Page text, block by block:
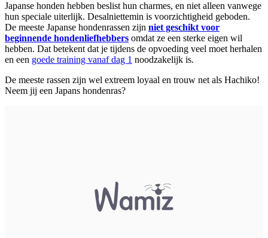
Japanse honden hebben beslist hun charmes, en niet alleen vanwege
hun speciale uiterlijk. Desalniettemin is voorzichtigheid geboden.
De meeste Japanse hondenrassen zijn niet geschikt voor
beginnende hondenliefhebbers omdat ze een sterke eigen wil
hebben. Dat betekent dat je tijdens de opvoeding veel moet herhalen
en een goede training vanaf dag 1 noodzakelijk is.
De meeste rassen zijn wel extreem loyaal en trouw net als Hachiko!
Neem jij een Japans hondenras?